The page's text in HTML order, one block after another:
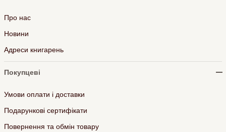
Про нас
Новини
Адреси книгарень
Покупцеві
Умови оплати і доставки
Подарункові сертифікати
Повернення та обмін товару